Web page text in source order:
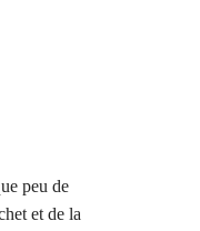
peu de
et de la